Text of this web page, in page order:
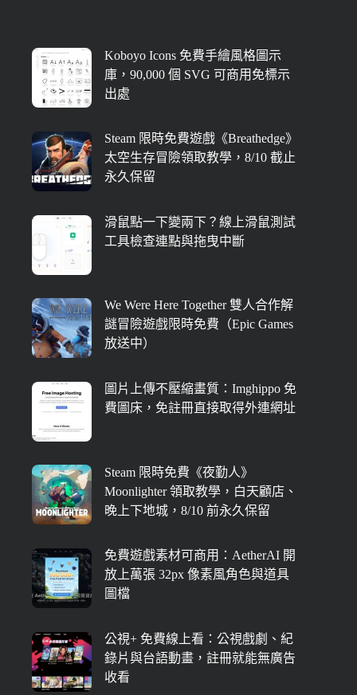
Koboyo Icons 免費手繪風格圖示
庫，90,000 個 SVG 可商用免標示
出處
Steam 限時免費遊戲《Breathedge》
太空生存冒險領取教學，8/10 截止
永久保留
滑鼠點一下變兩下？線上滑鼠測試
工具檢查連點與拖曳中斷
We Were Here Together 雙人合作解
謎冒險遊戲限時免費（Epic Games
放送中）
圖片上傳不壓縮畫質：Imghippo 免
費圖床，免註冊直接取得外連網址
Steam 限時免費《夜勤人》
Moonlighter 領取教學，白天顧店、
晚上下地城，8/10 前永久保留
免費遊戲素材可商用：AetherAI 開
放上萬張 32px 像素風角色與道具
圖檔
公視+ 免費線上看：公視戲劇、紀
錄片與台語動畫，註冊就能無廣告
收看